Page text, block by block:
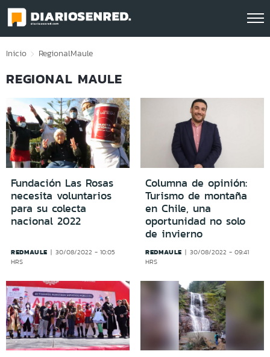
Click acá para ir directamente al contenido
Inicio RegionalMaule
REGIONAL MAULE
Fundación Las Rosas
necesita voluntarios
para su colecta
nacional 2022
REDMAULE
30/08/2022 - 10:05
HRS
Columna de opinión:
Turismo de montaña
en Chile, una
oportunidad no solo
de invierno
REDMAULE
30/08/2022 - 09:41
HRS